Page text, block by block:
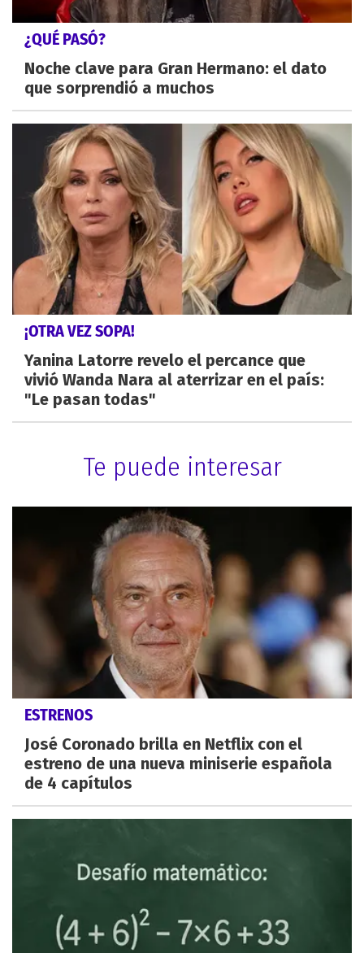
¿QUÉ PASÓ?
Noche clave para Gran Hermano: el dato
que sorprendió a muchos
¡OTRA VEZ SOPA!
Yanina Latorre revelo el percance que
vivió Wanda Nara al aterrizar en el país:
"Le pasan todas"
Te puede interesar
ESTRENOS
José Coronado brilla en Netflix con el
estreno de una nueva miniserie española
de 4 capítulos